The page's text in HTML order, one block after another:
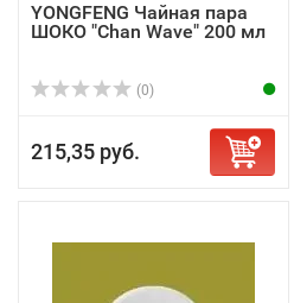
YONGFENG Чайная пара
ШОКО "Chan Wave" 200 мл
(0)
215,35 руб.